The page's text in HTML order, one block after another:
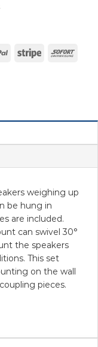
weighing up
be hung in
are included.
can swivel 30°
the speakers
This set
on the wall
pieces.